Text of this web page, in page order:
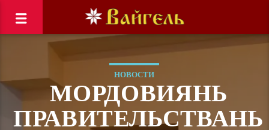
НОВОСТИ
МОРДОВИЯНЬ
ПРАВИТЕЛЬСТВАНЬ